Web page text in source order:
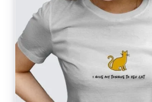
CHOIX DES OPTIONS
DÉTAILS